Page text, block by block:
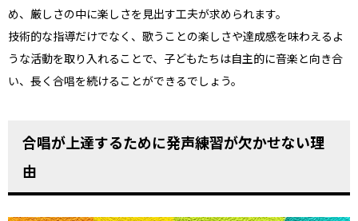
め、厳しさの中に楽しさを見出す工夫が求められます。
技術的な指導だけでなく、歌うことの楽しさや達成感を味わえるよ
うな活動を取り入れることで、子どもたちは自主的に音楽と向き合
い、長く合唱を続けることができるでしょう。
合唱が上達するために発声練習が欠かせない理
由